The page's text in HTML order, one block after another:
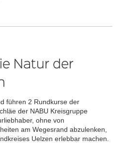
Natur der
führen 2 Rundkurse der
der NABU Kreisgruppe
ohne von
am Wegesrand abzulenken,
Uelzen erlebbar machen.